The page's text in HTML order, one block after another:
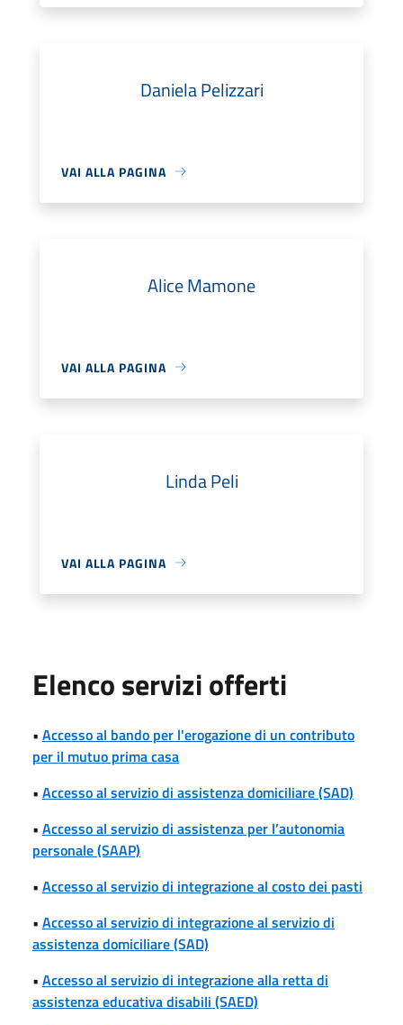
Daniela Pelizzari
VAI ALLA PAGINA
Alice Mamone
VAI ALLA PAGINA
Linda Peli
VAI ALLA PAGINA
Elenco servizi offerti
• Accesso al bando per l'erogazione di un contributo
per il mutuo prima casa
• Accesso al servizio di assistenza domiciliare (SAD)
• Accesso al servizio di assistenza per l’autonomia
personale (SAAP)
• Accesso al servizio di integrazione al costo dei pasti
• Accesso al servizio di integrazione al servizio di
assistenza domiciliare (SAD)
• Accesso al servizio di integrazione alla retta di
assistenza educativa disabili (SAED)